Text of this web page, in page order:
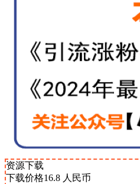
资源下载
下载价格16.8 人民币